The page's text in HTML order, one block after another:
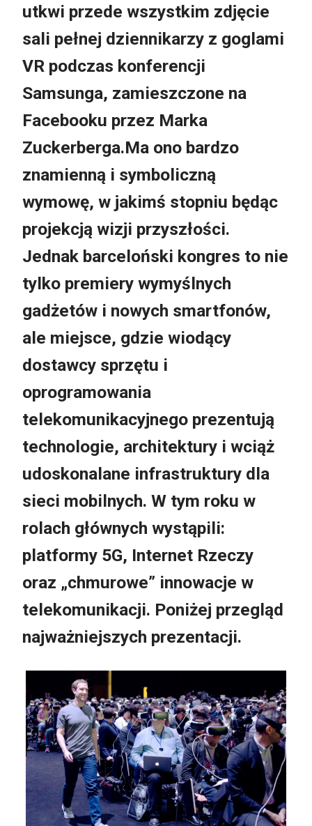
utkwi przede wszystkim zdjęcie
sali pełnej dziennikarzy z goglami
VR podczas konferencji
Samsunga, zamieszczone na
Facebooku przez Marka
Zuckerberga.Ma ono bardzo
znamienną i symboliczną
wymowę, w jakimś stopniu będąc
projekcją wizji przyszłości.
Jednak barceloński kongres to nie
tylko premiery wymyślnych
gadżetów i nowych smartfonów,
ale miejsce, gdzie wiodący
dostawcy sprzętu i
oprogramowania
telekomunikacyjnego prezentują
technologie, architektury i wciąż
udoskonalane infrastruktury dla
sieci mobilnych. W tym roku w
rolach głównych wystąpili:
platformy 5G, Internet Rzeczy
oraz „chmurowe” innowacje w
telekomunikacji. Poniżej przegląd
najważniejszych prezentacji.